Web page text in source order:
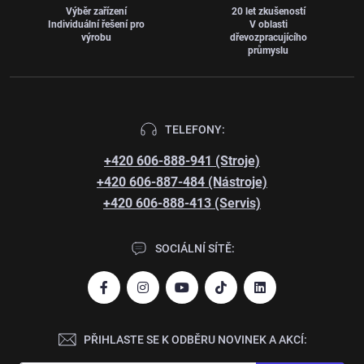
Výběr zařízení
Individuální řešení pro
výrobu
20 let zkušeností
V oblasti
dřevozpracujícího
průmyslu
TELEFONY:
+420 606-888-941 (Stroje)
+420 606-887-484 (Nástroje)
+420 606-888-413 (Servis)
SOCIÁLNÍ SÍTĚ:
PŘIHLASTE SE K ODBĚRU NOVINEK A AKCÍ: